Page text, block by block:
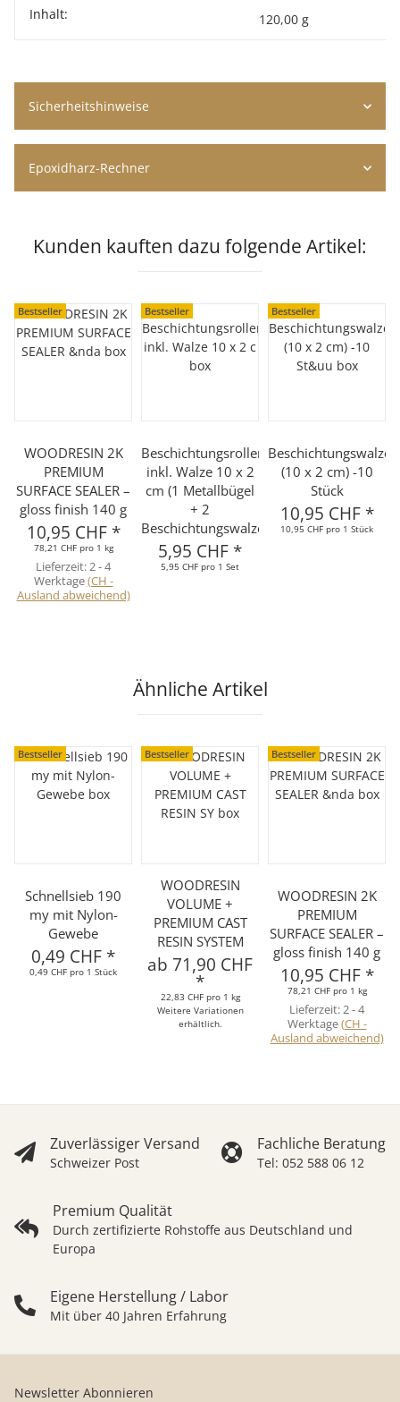
Inhalt: 120,00 g
Sicherheitshinweise
Epoxidharz-Rechner
Kunden kauften dazu folgende Artikel:
Bestseller
WOODRESIN 2K
PREMIUM
SURFACE SEALER –
gloss finish 140 g
10,95 CHF *
78,21 CHF pro 1 kg
Lieferzeit:2 - 4
Werktage(CH -
Ausland abweichend)
Bestseller
Beschichtungsroller
inkl. Walze 10 x 2
cm (1 Metallbügel
+ 2
Beschichtungswalzen)
5,95 CHF *
5,95 CHF pro 1 Set
Bestseller
Beschichtungswalze
(10 x 2 cm) -10
Stück
10,95 CHF *
10,95 CHF pro 1 Stück
Ähnliche Artikel
Bestseller
Schnellsieb 190
my mit Nylon-
Gewebe
0,49 CHF *
0,49 CHF pro 1 Stück
Bestseller
WOODRESIN
VOLUME +
PREMIUM CAST
RESIN SYSTEM
ab 71,90 CHF
*
22,83 CHF pro 1 kg
Weitere Variationen
erhältlich.
Bestseller
WOODRESIN 2K
PREMIUM
SURFACE SEALER –
gloss finish 140 g
10,95 CHF *
78,21 CHF pro 1 kg
Lieferzeit:2 - 4
Werktage(CH -
Ausland abweichend)
Zuverlässiger Versand
Schweizer Post
Fachliche Beratung
Tel: 052 588 06 12
Premium Qualität
Durch zertifizierte Rohstoffe aus Deutschland und
Europa
Eigene Herstellung / Labor
Mit über 40 Jahren Erfahrung
Newsletter Abonnieren